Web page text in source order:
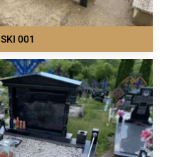
SKI 001